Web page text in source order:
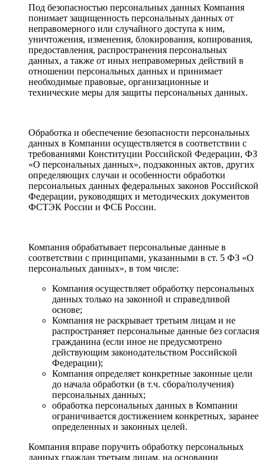
Под безопасностью персональных данных Компания
понимает защищенность персональных данных от
неправомерного или случайного доступа к ним,
уничтожения, изменения, блокирования, копирования,
предоставления, распространения персональных
данных, а также от иных неправомерных действий в
отношении персональных данных и принимает
необходимые правовые, организационные и
технические меры для защиты персональных данных.
Обработка и обеспечение безопасности персональных
данных в Компании осуществляется в соответствии с
требованиями Конституции Российской Федерации, ФЗ
«О персональных данных», подзаконных актов, других
определяющих случаи и особенности обработки
персональных данных федеральных законов Российской
Федерации, руководящих и методических документов
ФСТЭК России и ФСБ России.
Компания обрабатывает персональные данные в
соответствии с принципами, указанными в ст. 5 ФЗ «О
персональных данных», в том числе:
Компания осуществляет обработку персональных
данных только на законной и справедливой
основе;
Компания не раскрывает третьим лицам и не
распространяет персональные данные без согласия
гражданина (если иное не предусмотрено
действующим законодательством Российской
Федерации);
Компания определяет конкретные законные цели
до начала обработки (в т.ч. сбора/получения)
персональных данных;
обработка персональных данных в Компании
ограничивается достижением конкретных, заранее
определенных и законных целей.
Компания вправе поручить обработку персональных
данных граждан третьим лицам, на основании